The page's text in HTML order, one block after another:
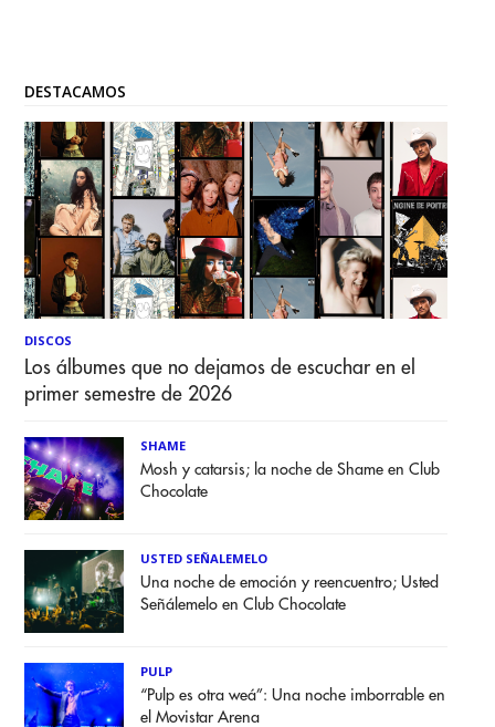
DESTACAMOS
DISCOS
Los álbumes que no dejamos de escuchar en el
primer semestre de 2026
SHAME
Mosh y catarsis; la noche de Shame en Club
Chocolate
USTED SEÑALEMELO
Una noche de emoción y reencuentro; Usted
Señálemelo en Club Chocolate
PULP
“Pulp es otra weá”: Una noche imborrable en
el Movistar Arena